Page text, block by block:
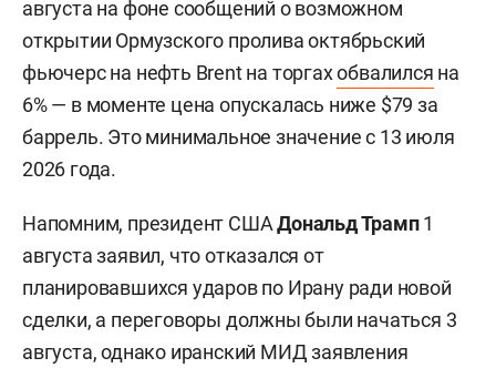
августа на фоне сообщений о возможном
открытии Ормузского пролива октябрьский
фьючерс на нефть Brent на торгахобвалился на
6% — в моменте цена опускалась ниже $79 за
баррель. Это минимальное значение с 13 июля
2026 года.
Напомним, президент СШАДональд Трамп1
августа заявил, что отказался от
планировавшихся ударов по Ирану ради новой
сделки, а переговоры должны были начаться 3
августа, однако иранский МИД заявления